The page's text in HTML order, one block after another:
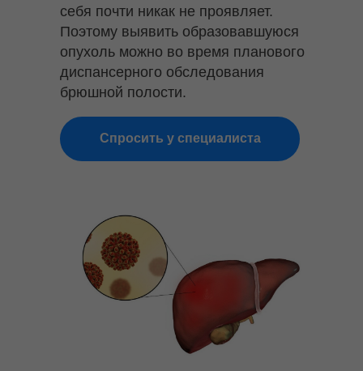
себя почти никак не проявляет.
Поэтому выявить образовавшуюся
опухоль можно во время планового
диспансерного обследования
брюшной полости.
Спросить у специалиста